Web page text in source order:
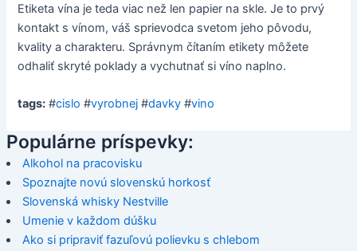
Etiketa vína je teda viac než len papier na skle. Je to prvý
kontakt s vínom, váš sprievodca svetom jeho pôvodu,
kvality a charakteru. Správnym čítaním etikety môžete
odhaliť skryté poklady a vychutnať si víno naplno.
tags: #cislo #vyrobnej #davky #vino
Populárne príspevky:
Alkohol na pracovisku
Spoznajte novú slovenskú horkosť
Slovenská whisky Nestville
Umenie v každom dúšku
Ako si pripraviť fazuľovú polievku s chlebom